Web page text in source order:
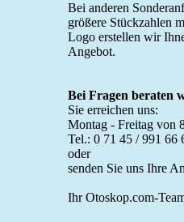
Bei anderen
größere Stückzahlen
Logo erstellen wir
Angebot.
Bei Fragen beraten
Sie erreichen uns:
Montag - Freitag von
Tel.: 0 71 45 / 991 66
oder
senden Sie uns Ihre
Ihr Otoskop.com-